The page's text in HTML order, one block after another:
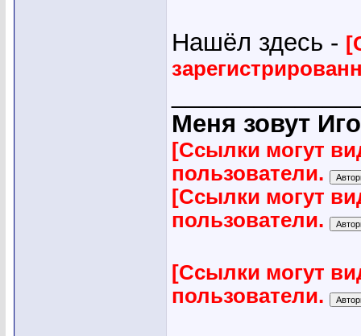
Нашёл здесь -
Меня зовут
[Ссылки могут
пользователи.
[Ссылки могут
пользователи.
[Ссылки могут
пользователи.